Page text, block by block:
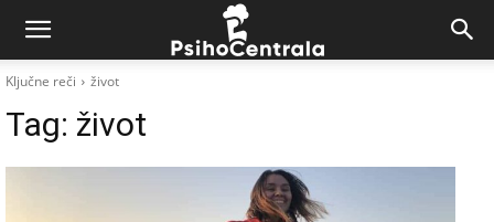
Ključne reči život
Tag: život